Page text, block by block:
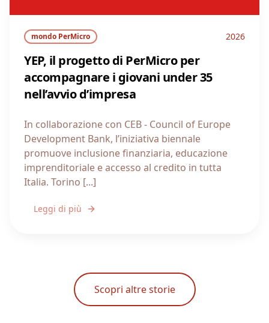
mondo PerMicro 2026
YEP, il progetto di PerMicro per
accompagnare i giovani under 35
nell’avvio d’impresa
In collaborazione con CEB - Council of Europe
Development Bank, l’iniziativa biennale
promuove inclusione finanziaria, educazione
imprenditoriale e accesso al credito in tutta
Italia. Torino [...]
Leggi di più
Scopri altre storie